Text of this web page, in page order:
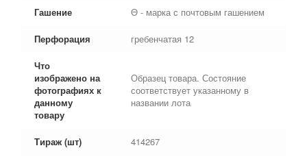
Гашение Θ - марка с почтовым гашением
Перфорация гребенчатая 12
Что
изображено на
фотографиях к
данному
товару
Образец товара. Состояние
соответствует указанному в
названии лота
Тираж (шт) 414267